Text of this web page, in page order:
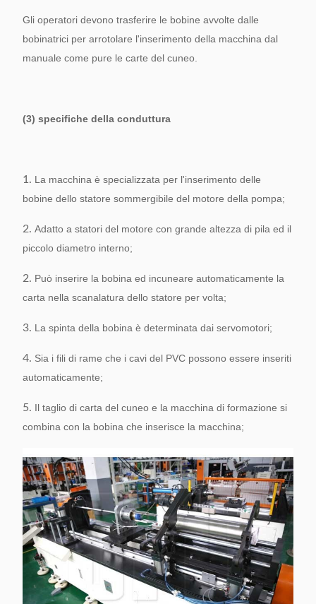
Gli operatori devono trasferire le bobine avvolte dalle
bobinatrici per arrotolare l'inserimento della macchina dal
manuale come pure le carte del cuneo.
(3) specifiche della conduttura
1. La macchina è specializzata per l'inserimento delle
bobine dello statore sommergibile del motore della pompa;
2. Adatto a statori del motore con grande altezza di pila ed il
piccolo diametro interno;
2. Può inserire la bobina ed incuneare automaticamente la
carta nella scanalatura dello statore per volta;
3. La spinta della bobina è determinata dai servomotori;
4. Sia i fili di rame che i cavi del PVC possono essere inseriti
automaticamente;
5. Il taglio di carta del cuneo e la macchina di formazione si
combina con la bobina che inserisce la macchina;